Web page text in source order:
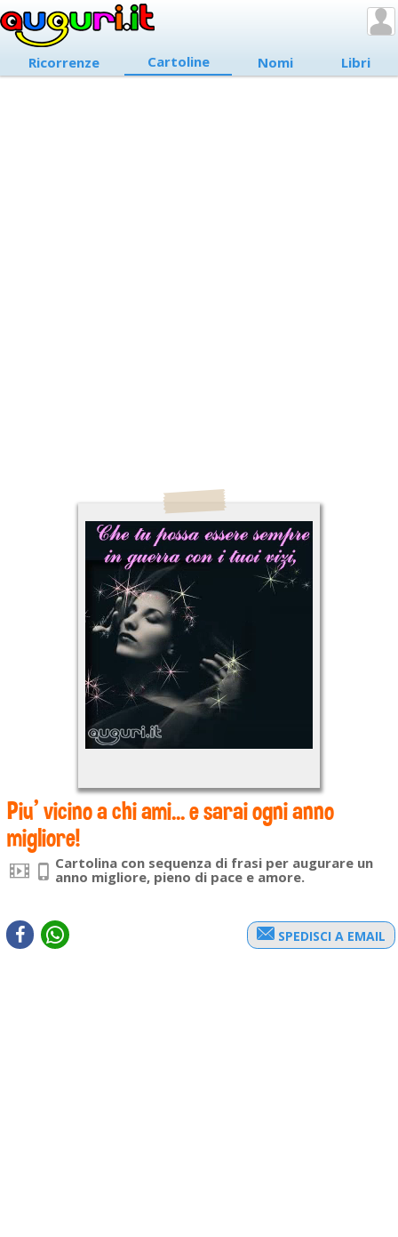
Ricorrenze Cartoline Nomi Libri
Piu' vicino a chi ami... e sarai ogni anno
migliore!
Cartolina con sequenza di frasi per augurare un
anno migliore, pieno di pace e amore.
SPEDISCI A EMAIL